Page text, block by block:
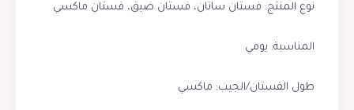
نوع المنتج: فستان ساتان، فستان ضيق، فستان ماكسي
المناسبة: يومي
طول الفستان/الجيب: ماكسي